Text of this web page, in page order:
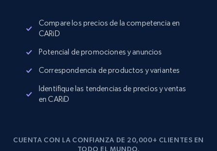
Compare los precios de la competencia en
CARiD
Potencial de promociones y anuncios
Correspondencia de productos y variantes
Identifique las tendencias de precios y ventas
en CARiD
CUENTA CON LA CONFIANZA DE 20,000+ CLIENTES EN
TODO EL MUNDO.